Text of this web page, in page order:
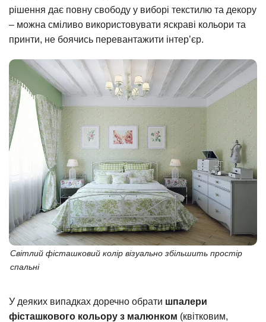
рішення дає повну свободу у виборі текстилю та декору
– можна сміливо використовувати яскраві кольори та
принти, не боячись перевантажити інтер’єр.
Світлий фісташковий колір візуально збільшить простір
спальні
У деяких випадках доречно обрати шпалери
фісташкового кольору з малюнком (квітковим,